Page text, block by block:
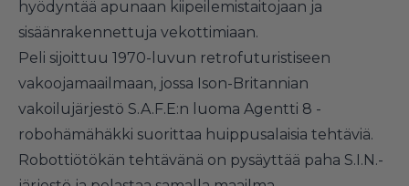
hyödyntää apunaan kiipeilemistaitojaan ja
sisäänrakennettuja vekottimiaan.
Peli sijoittuu 1970-luvun retrofuturistiseen
vakoojamaailmaan, jossa Ison-Britannian
vakoilujärjestö S.A.F.E:n luoma Agentti 8 -
robohämähäkki suorittaa huippusalaisia tehtäviä.
Robottiötökän tehtävänä on pysäyttää paha S.I.N.-